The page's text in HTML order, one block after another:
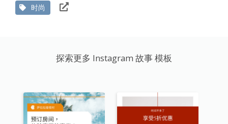
时尚
探索更多 Instagram 故事 模板